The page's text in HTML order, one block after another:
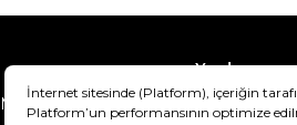
Yardım
Mesafeli Satış Sözleşmesi